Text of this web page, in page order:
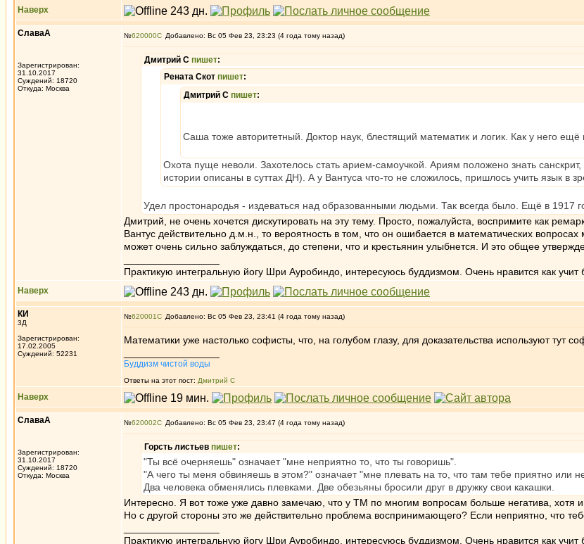
Наверх
СлаваА
Зарегистрирован:
31.10.2017
Суждений: 18720
Откуда: Москва
№620000 Добавлено: Вс 05 Фев 23, 23:23 (4 года тому назад)
Дмитрий С пишет:
Рената Скот пишет:
Дмитрий С пишет:
Саша тоже авторитетный. Доктор наук, блестящий математик и логик. Как у него
Охота пуще неволи. Захотелось стать арием-самоучкой. Ариям положено знать
истории описаны в суттах ДН). А у Вантуса что-то не сложилось, пришлось учить язык в
Удел простонародья - издеваться над образованными людьми. Так всегда было. Ещё в 1917
Дмитрий, не очень хочется дискутировать на эту тему. Просто, пожалуйста, воспримите как
Вантус действительно д.м.н., то вероятность в том, что он ошибается в математических
может очень сильно заблуждаться, до степени, что и крестьянин улыбнется. И это общее
Практикую интегральную йогу Шри Ауробиндо, интересуюсь буддизмом. Очень нравится как
Наверх
КИ
3Д
Зарегистрирован:
17.02.2005
Суждений: 52231
№620001 Добавлено: Вс 05 Фев 23, 23:41 (4 года тому назад)
Математики уже настолько софисты, что, на голубом глазу, для доказательства используют тут
Буддизм чистой воды
Ответы на этот пост: Дмитрий С
Наверх
СлаваА
Зарегистрирован:
31.10.2017
Суждений: 18720
Откуда: Москва
№620002 Добавлено: Вс 05 Фев 23, 23:47 (4 года тому назад)
Горсть листьев пишет:
"Ты всё очерняешь" означает "мне неприятно то, что ты говоришь".
"А чего ты меня обвиняешь в этом?" означает "мне плевать на то, что там тебе приятно или
Два человека обменялись плевками. Две обезьяны бросили друг в дружку свои какашки.
Интересно. Я вот тоже уже давно замечаю, что у ТМ по многим вопросам больше негатива,
Но с другой стороны это же действительно проблема воспринимающего? Если неприятно, что
Практикую интегральную йогу Шри Ауробиндо, интересуюсь буддизмом. Очень нравится как